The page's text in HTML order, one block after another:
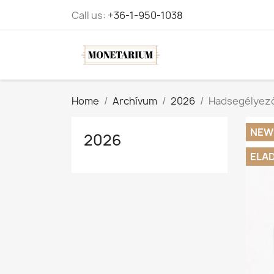
Call us: +36-1-950-1038
Home Archívum 2026
2026
NEW